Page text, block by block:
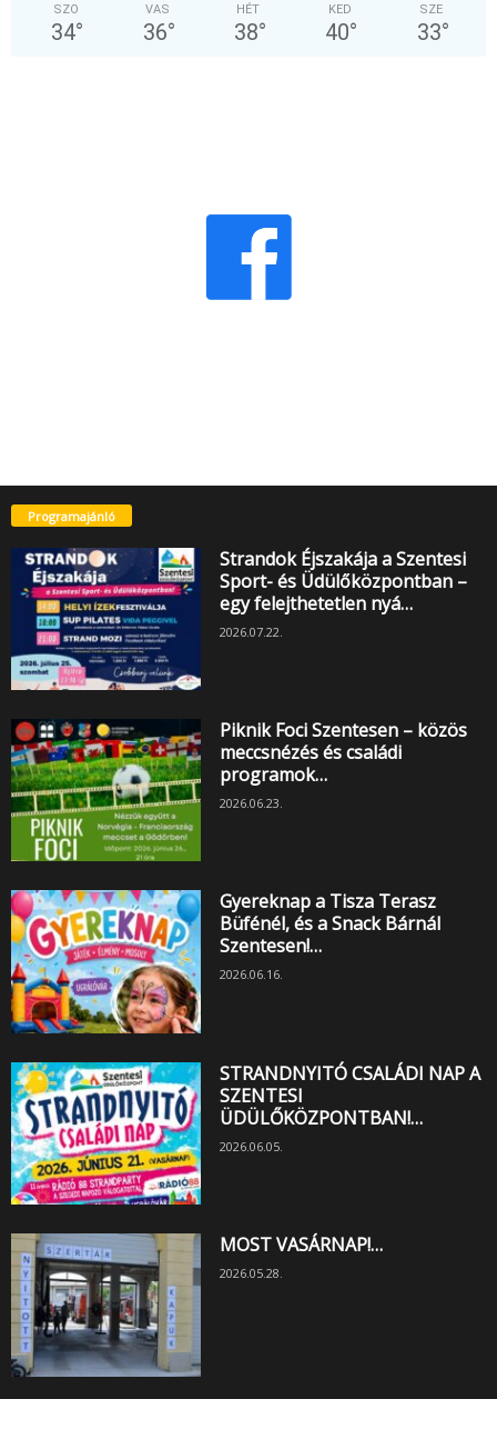
SZO
34°
VAS
36°
HÉT
38°
KED
40°
SZE
33°
Programajánló
Strandok Éjszakája a Szentesi
Sport- és Üdülőközpontban –
egy felejthetetlen nyá…
2026.07.22.
Piknik Foci Szentesen – közös
meccsnézés és családi
programok…
2026.06.23.
Gyereknap a Tisza Terasz
Büfénél, és a Snack Bárnál
Szentesen!…
2026.06.16.
STRANDNYITÓ CSALÁDI NAP A
SZENTESI
ÜDÜLŐKÖZPONTBAN!…
2026.06.05.
MOST VASÁRNAP!…
2026.05.28.